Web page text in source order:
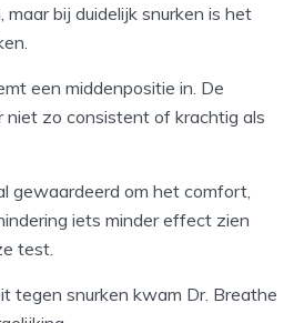
bij duidelijk snurken is het
een middenpositie in. De
niet zo consistent of krachtig als
gewaardeerd om het comfort,
iets minder effect zien
test.
tegen snurken kwam Dr. Breathe